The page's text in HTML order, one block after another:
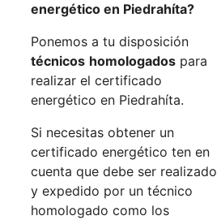
energético en Piedrahíta?
Ponemos a tu disposición
técnicos homologados para
realizar el certificado
energético en Piedrahíta.
Si necesitas obtener un
certificado energético ten en
cuenta que debe ser realizado
y expedido por un técnico
homologado como los